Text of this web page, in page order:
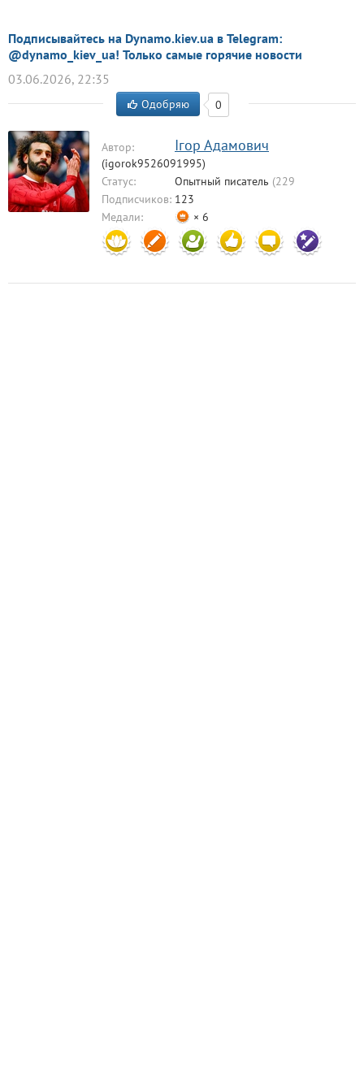
Подписывайтесь на Dynamo.kiev.ua в Telegram:
@dynamo_kiev_ua! Только самые горячие новости
03.06.2026, 22:35
Одобряю 0
Автор: Ігор Адамович
(igorok9526091995)
Статус:
Опытный писатель (229
комментариев)
Подписчиков: 123
Медали:
× 6